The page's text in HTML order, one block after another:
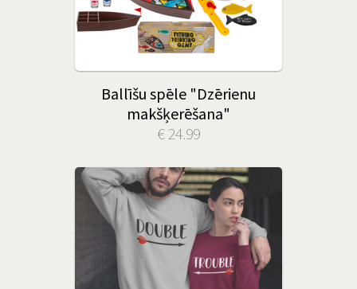
Ballīšu spēle "Dzērienu
makšķerēšana"
€ 24.99